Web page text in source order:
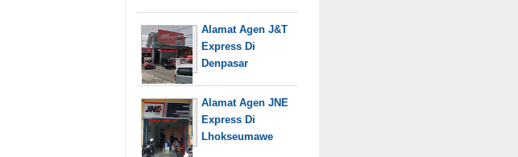
Alamat Agen J&T
Express Di
Denpasar
Alamat Agen JNE
Express Di
Lhokseumawe